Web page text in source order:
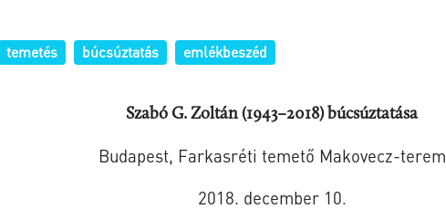
temetés búcsúztatás emlékbeszéd
Szabó G. Zoltán (1943–2018) búcsúztatása
Budapest, Farkasréti temető Makovecz-terem
2018. december 10.